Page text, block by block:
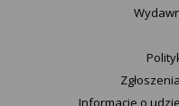
Informacje o